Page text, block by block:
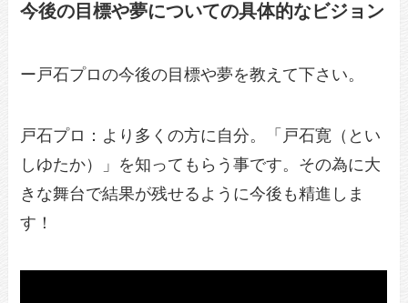
今後の目標や夢についての具体的なビジョン
ー戸石プロの今後の目標や夢を教えて下さい。
戸石プロ：より多くの方に自分。「戸石寛（とい
しゆたか）」を知ってもらう事です。その為に大
きな舞台で結果が残せるように今後も精進しま
す！